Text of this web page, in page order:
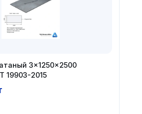
3×1250×2500
19903-2015